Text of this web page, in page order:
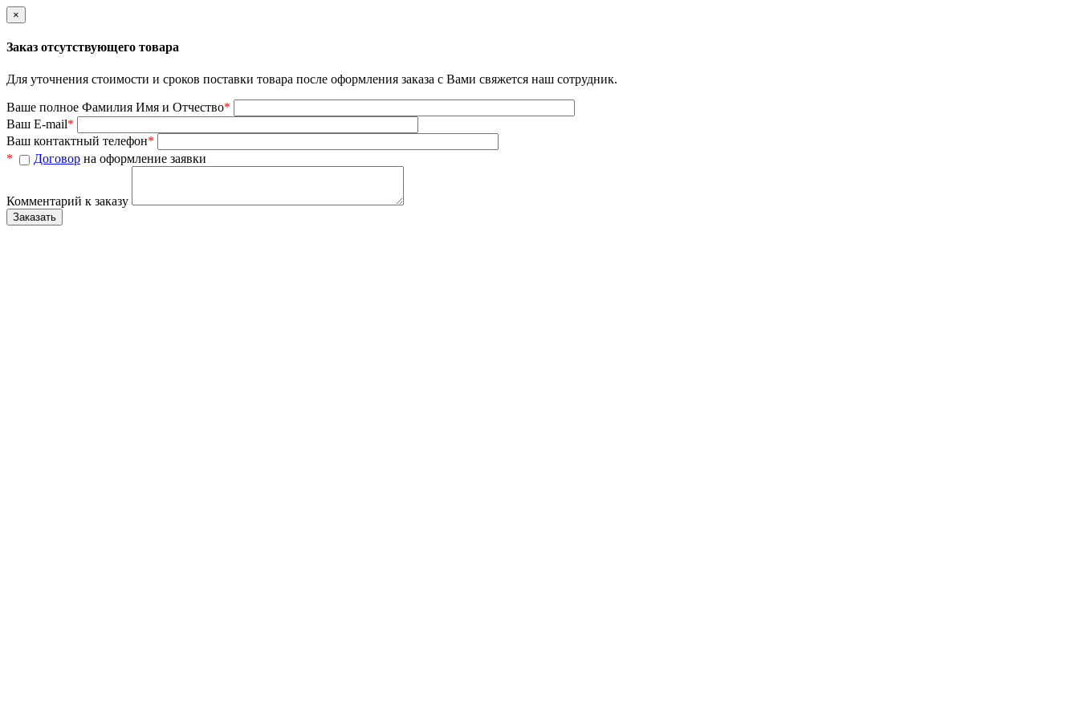
×
Заказ отсутствующего товара
Для уточнения стоимости и сроков поставки товара после оформления заказа с Вами свяжется наш сотрудник.
Ваше полное Фамилия Имя и Отчество*
Ваш E-mail*
Ваш контактный телефон*
*
Договор на оформление заявки
Комментарий к заказу